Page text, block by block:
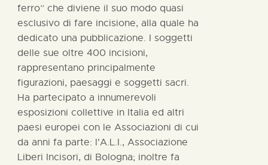
ferro” che diviene il suo modo quasi
esclusivo di fare incisione, alla quale ha
dedicato una pubblicazione. I soggetti
delle sue oltre 400 incisioni,
rappresentano principalmente
figurazioni, paesaggi e soggetti sacri.
Ha partecipato a innumerevoli
esposizioni collettive in Italia ed altri
paesi europei con le Associazioni di cui
da anni fa parte: l'A.L.I., Associazione
Liberi Incisori, di Bologna; inoltre fa